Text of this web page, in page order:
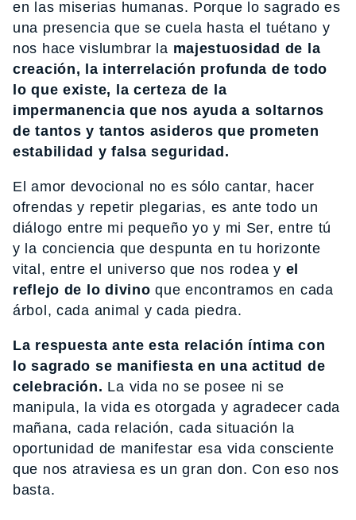
en las miserias humanas. Porque lo sagrado es
una presencia que se cuela hasta el tuétano y
nos hace vislumbrar la majestuosidad de la
creación, la interrelación profunda de todo
lo que existe, la certeza de la
impermanencia que nos ayuda a soltarnos
de tantos y tantos asideros que prometen
estabilidad y falsa seguridad.
El amor devocional no es sólo cantar, hacer
ofrendas y repetir plegarias, es ante todo un
diálogo entre mi pequeño yo y mi Ser, entre tú
y la conciencia que despunta en tu horizonte
vital, entre el universo que nos rodea y el
reflejo de lo divino que encontramos en cada
árbol, cada animal y cada piedra.
La respuesta ante esta relación íntima con
lo sagrado se manifiesta en una actitud de
celebración. La vida no se posee ni se
manipula, la vida es otorgada y agradecer cada
mañana, cada relación, cada situación la
oportunidad de manifestar esa vida consciente
que nos atraviesa es un gran don. Con eso nos
basta.